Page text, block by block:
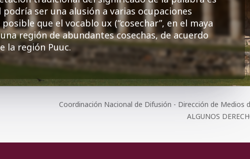
podría ser una alusión a varias ocupaciones
que el vocablo ux (“cosechar”, en el maya
región de abundantes cosechas, de acuerdo
la región Puuc.
Coordinación Nacional de Difusión - Dirección de Medios
ALGUNOS